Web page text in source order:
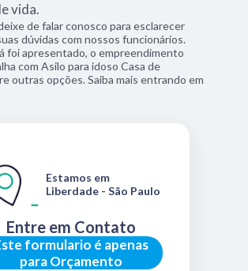
vida.
de falar conosco para esclarecer
dúvidas com nossos funcionários.
foi apresentado, o empreendimento
com Asilo para idoso Casa de
outras opções. Saiba mais entrando em
formulario é apenas
para Orçamento
Entre em Contato
Estamos em
Liberdade - São Paulo